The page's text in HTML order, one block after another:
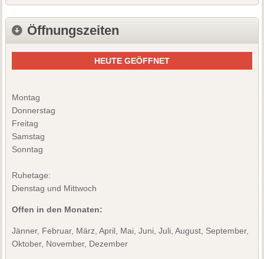
Öffnungszeiten
HEUTE GEÖFFNET
Montag
Donnerstag
Freitag
Samstag
Sonntag
Ruhetage:
Dienstag und Mittwoch
Offen in den Monaten:
Jänner, Februar, März, April, Mai, Juni, Juli, August, September,
Oktober, November, Dezember